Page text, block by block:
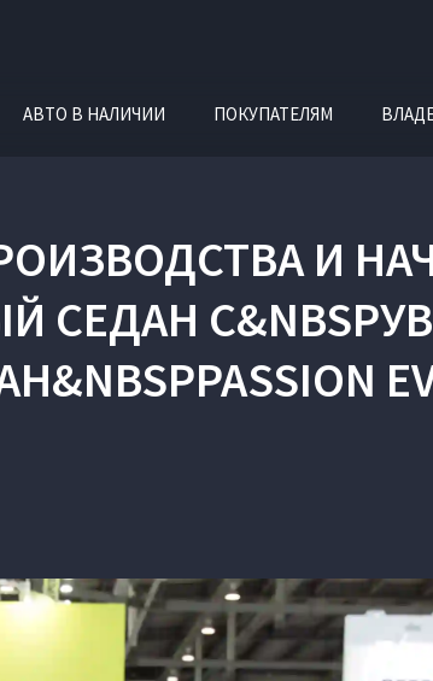
АВТО В НАЛИЧИИ ПОКУПАТЕЛЯМ
И
СЕДАН